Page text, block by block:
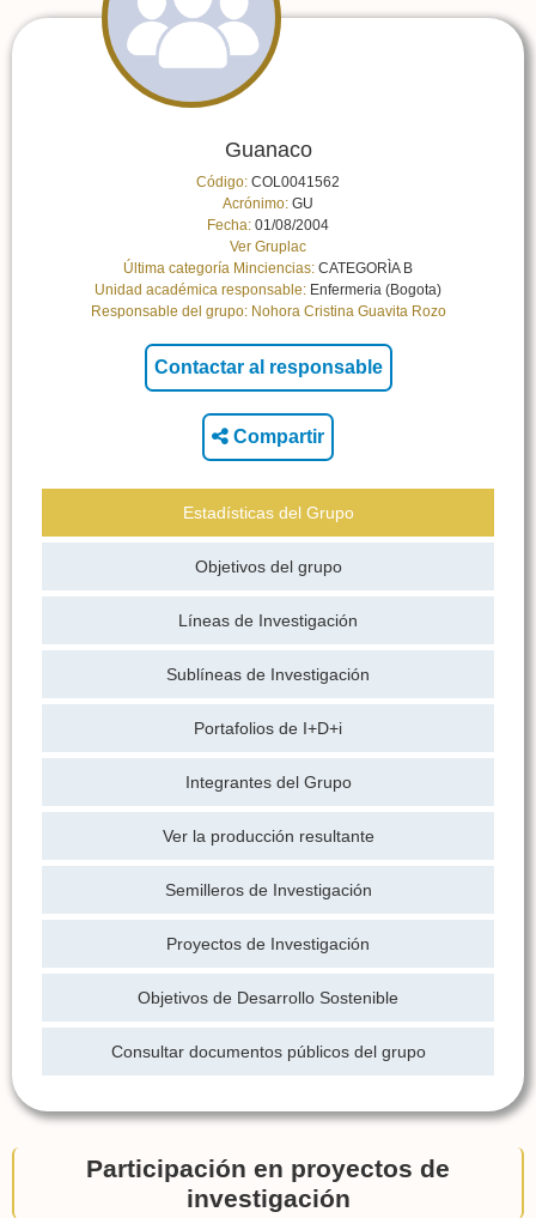
Guanaco
Código: COL0041562
Acrónimo: GU
Fecha: 01/08/2004
Ver Gruplac
Última categoría Minciencias: CATEGORÌA B
Unidad académica responsable: Enfermeria (Bogota)
Responsable del grupo: Nohora Cristina Guavita Rozo
Compartir
Estadísticas del Grupo
Objetivos del grupo
Líneas de Investigación
Sublíneas de Investigación
Portafolios de I+D+i
Integrantes del Grupo
Ver la producción resultante
Semilleros de Investigación
Proyectos de Investigación
Objetivos de Desarrollo Sostenible
Consultar documentos públicos del grupo
Participación en proyectos de
investigación